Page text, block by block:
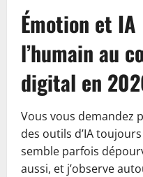
Émotion et
l’humain au
digital en
Vous vous demandez
des outils d’IA
semble parfois
aussi, et j’observe